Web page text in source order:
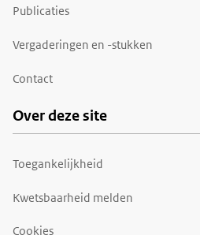
Publicaties
Vergaderingen en -stukken
Contact
Over deze site
Toegankelijkheid
Kwetsbaarheid melden
Cookies